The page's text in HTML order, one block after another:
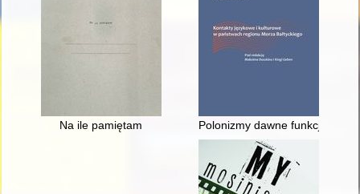
Na ile pamiętam Polonizmy dawne